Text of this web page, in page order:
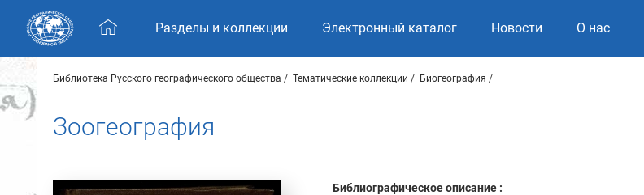
Skip navigation
Разделы и коллекции Электронный каталог Новости О нас
Библиотека Русского географического общества Тематические коллекции Биогеография
Зоогеография
Библиографическое описание :